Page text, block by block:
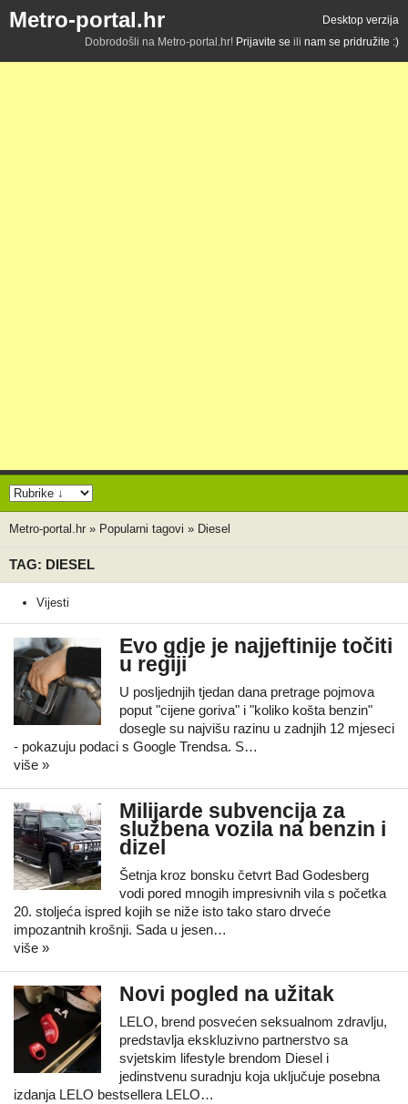
Metro-portal.hr
Desktop verzija
Dobrodošli na Metro-portal.hr! Prijavite se ili nam se pridružite :)
Metro-portal.hr » Popularni tagovi » Diesel
TAG: DIESEL
Vijesti
Evo gdje je najjeftinije točiti
u regiji
U posljednjih tjedan dana pretrage pojmova
poput "cijene goriva" i "koliko košta benzin"
dosegle su najvišu razinu u zadnjih 12 mjeseci
- pokazuju podaci s Google Trendsa. S…
više »
Milijarde subvencija za
službena vozila na benzin i
dizel
Šetnja kroz bonsku četvrt Bad Godesberg
vodi pored mnogih impresivnih vila s početka
20. stoljeća ispred kojih se niže isto tako staro drveće
impozantnih krošnji. Sada u jesen…
više »
Novi pogled na užitak
LELO, brend posvećen seksualnom zdravlju,
predstavlja ekskluzivno partnerstvo sa
svjetskim lifestyle brendom Diesel i
jedinstvenu suradnju koja uključuje posebna
izdanja LELO bestsellera LELO…